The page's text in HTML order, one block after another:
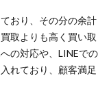
おり、その分の余計
取よりも高く買い取
の対応や、LINEでの
れており、顧客満足